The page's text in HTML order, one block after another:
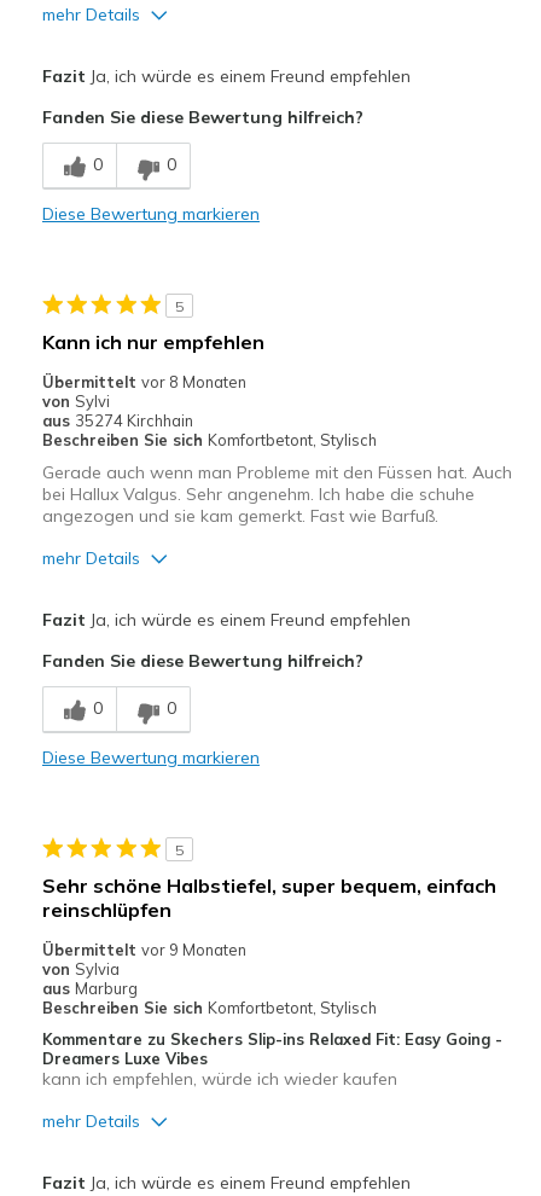
mehr Details
Bequem
Hübsch
Geeignete Verwendung
Freizeitkleidung
Breite
Passen genau
Meine Meinung zu Schuhen
Fazit Ja, ich würde es einem Freund empfehlen
Fanden Sie diese Bewertung hilfreich?
0 0
Diese Bewertung markieren
5
Kann ich nur empfehlen
Übermittelt vor 8 Monaten
von Sylvi
aus 35274 Kirchhain
Beschreiben Sie sich Komfortbetont, Stylisch
Gerade auch wenn man Probleme mit den Füssen hat. Auch
bei Hallux Valgus. Sehr angenehm. Ich habe die schuhe
angezogen und sie kam gemerkt. Fast wie Barfuß.
mehr Details
Bequem
Hübsch
Geeignete Verwendung
Auf der Arbeit
Freizeitkleidung
Breite
Passen genau
Größe
Passt genau
Meine Meinung zu Schuhen
Ich liebe Schuhe
Fazit Ja, ich würde es einem Freund empfehlen
Fanden Sie diese Bewertung hilfreich?
0 0
Diese Bewertung markieren
5
Sehr schöne Halbstiefel, super bequem, einfach
reinschlüpfen
Übermittelt vor 9 Monaten
von Sylvia
aus Marburg
Beschreiben Sie sich Komfortbetont, Stylisch
Kommentare zu Skechers Slip-ins Relaxed Fit: Easy Going -
Dreamers Luxe Vibes
kann ich empfehlen, würde ich wieder kaufen
mehr Details
Fazit Ja, ich würde es einem Freund empfehlen